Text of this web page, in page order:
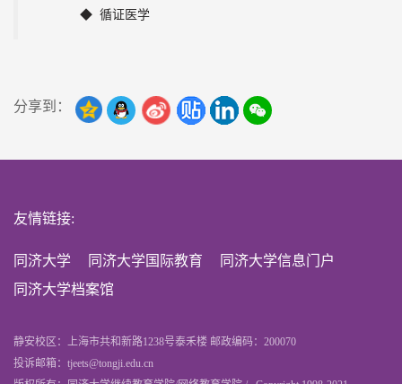
◆ 循证医学
分享到：
友情链接:
同济大学 同济大学国际教育
同济大学信息门户
同济大学档案馆
静安校区：上海市共和新路1238号泰禾楼 邮政编码：200070
投诉邮箱：tjeets@tongji.edu.cn